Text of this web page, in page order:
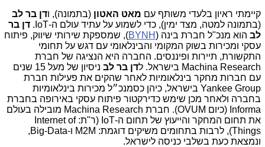
קיימתי ראיון בלעדי משותף עם מאט האטון (בתמונה), ודן בר לב
(בתמונה למטה, מצד ימין), כדי לשמוע על עתיד עולם ה-IoT
. דן בר
לב הוא מנכ"ל חברת בינה (BYNH), שמספקת שירותי שיווק, פיתוח
עסקי ומכירות בשוק המקומי והבינלאומי עם דגש על תחומי
התקשורת, תיירות ופיננסים. החברה היא הנציגה של חברת
Machina Research בישראל. לדן בר לב
ניסיון של מעל 15 שנים
עם חברות מחקר בינלאומיות לאחר שהקים את פעילות חברת
Yankee Group בישראל, כיהן כסמנכ״ל מכירות בינלאומיות
בחברה ולאחר מכן שימש כדירקטור פיתוח עסקי באירופה בחברת
Informa (כיום OVUM). חברת Machina Research מובילה בעולם
את תחום המחקר והייעוץ של תחום ה-IoT (ר"ת:Internet of
Things), לרבות בתחומים משיקים דוגמת: M2M ו-Big-Data
,
ונמצאת כעת בשלבי כניסה לישראל.